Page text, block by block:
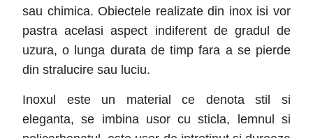
sau chimica. Obiectele realizate din inox isi vor
pastra acelasi aspect indiferent de gradul de
uzura, o lunga durata de timp fara a se pierde
din stralucire sau luciu.
Inoxul este un material ce denota stil si
eleganta, se imbina usor cu sticla, lemnul si